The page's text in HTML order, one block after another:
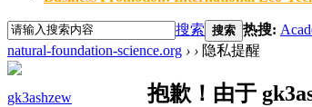
搜索 搜索 热搜:
natural-foundation-science.org › › 隐私提醒
gk3ashzew 抱歉！由于